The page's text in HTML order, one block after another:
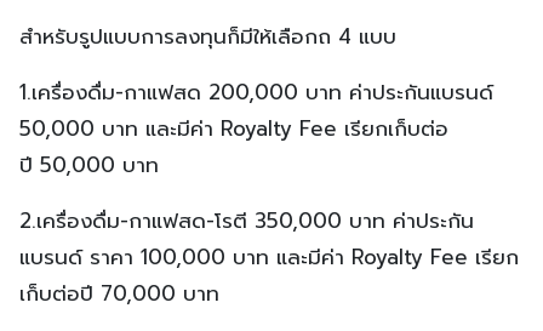
สำหรับรูปแบบการลงทุนก็มีให้เลือกถ 4 แบบ
1.เครื่องดื่ม-กาแฟสด 200,000 บาท ค่าประกันแบรนด์
50,000 บาท และมีค่า Royalty Fee เรียกเก็บต่อ
ปี 50,000 บาท
2.เครื่องดื่ม-กาแฟสด-โรตี 350,000 บาท ค่าประกัน
แบรนด์ ราคา 100,000 บาท และมีค่า Royalty Fee เรียก
เก็บต่อปี 70,000 บาท